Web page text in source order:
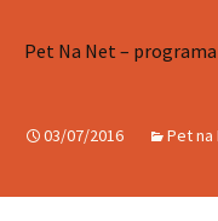
Pet Na Net –
03/07/2016 Pet na